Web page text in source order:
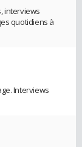
interviews
quotidiens à
Interviews